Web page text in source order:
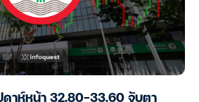
ดาห์หน้า 32.80-33.60 จับตา